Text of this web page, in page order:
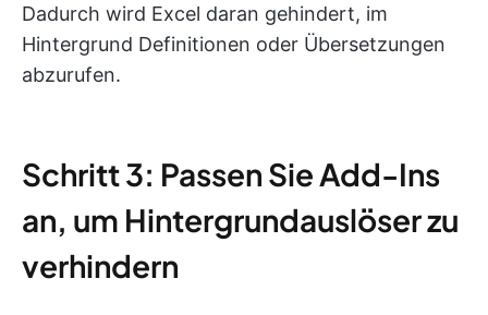
Dadurch wird Excel daran gehindert, im
Hintergrund Definitionen oder Übersetzungen
abzurufen.
Schritt 3: Passen Sie Add-Ins
an, um Hintergrundauslöser zu
verhindern